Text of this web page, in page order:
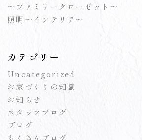
～ファミリークローゼット～
照明～インテリア～
カテゴリー
Uncategorized
お家づくりの知識
お知らせ
スタッフブログ
ブログ
もくさんブログ